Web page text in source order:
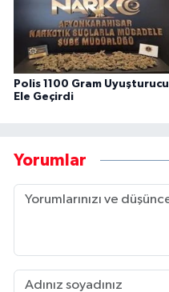
Polis 1100 Gram Uyuşturucu
Ele Geçirdi
Yorumlar